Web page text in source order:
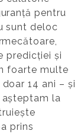
pentru
sunt deloc
predicției și
foarte multe
14 ani – și
așteptam la
prins